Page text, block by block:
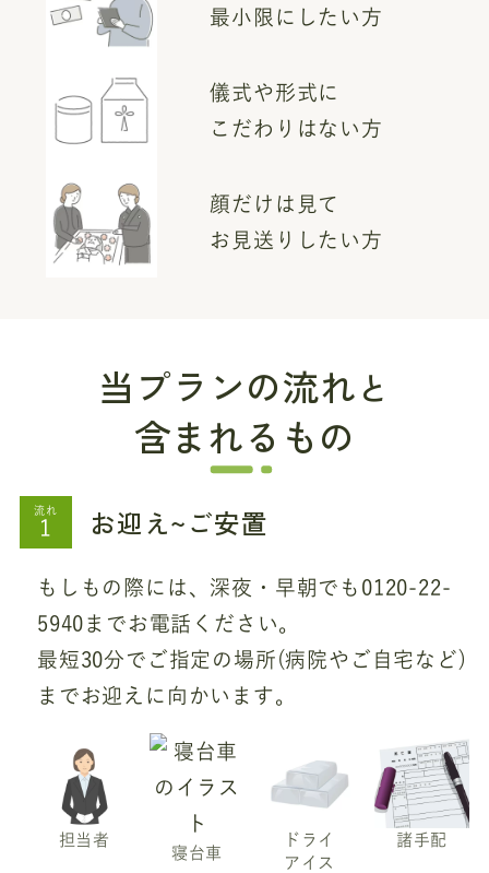
最小限にしたい方
儀式や形式に
こだわりはない方
顔だけは見て
お見送りしたい方
当プランの流れと
含まれるもの
流れ お迎え~ご安置
もしもの際には、深夜・早朝でも0120-22-
5940までお電話ください。
最短30分でご指定の場所(病院やご自宅など)
までお迎えに向かいます。
担当者
寝台車
ドライ
アイス
諸手配